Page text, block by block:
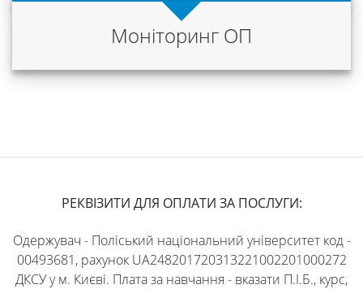
Моніторинг ОП
РЕКВІЗИТИ ДЛЯ ОПЛАТИ ЗА ПОСЛУГИ:
Одержувач - Поліський національний університет код -
00493681, рахунок UA248201720313221002201000272
ДКСУ у м. Києві. Плата за навчання - вказати П.І.Б., курс,